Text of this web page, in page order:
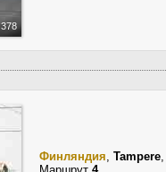
378
Финляндия, Tampere